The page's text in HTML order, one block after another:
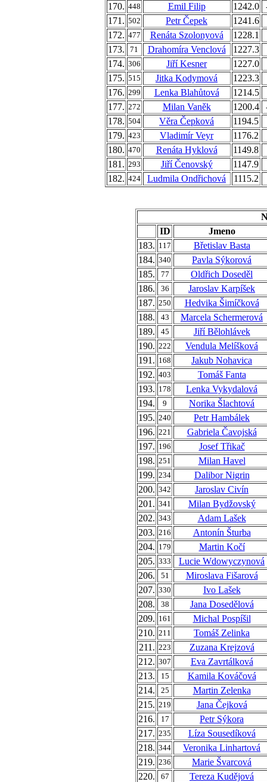
170. 448 Emil Filip 1242.0
171. 502 Petr Čepek
1241.6
172. 477 Renáta Szolonyová
1228.1
173.
71 Drahomíra Venclová
1227.3
174. 306 Jiří Kesner
1227.0
175. 515 Jitka Kodymová
1223.3
176. 299 Lenka Blahůtová
1214.5
177. 272 Milan Vaněk 1200.4
178. 504 Věra Čepková
1194.5
179. 423 Vladimír Veyr
1176.2
180. 470 Renáta Hyklová
1149.8
181. 293 Jiří Čenovský
1147.9
182. 424 Ludmila Ondřichová 1115.2
ID
Jmeno
183. 117
Břetislav Basta
184. 340
Pavla Sýkorová
185.
77
Oldřich Doseděl
186.
36
Jaroslav Karpíšek
187. 250
Hedvika Šimíčková
188.
43
Marcela Schermerová
189.
45
Jiří Bělohlávek
190. 222
Vendula Melíšková
191. 168
Jakub Nohavica
192. 403
Tomáš Fanta
193. 178
Lenka Vykydalová
194.
9
Norika Šlachtová
195. 240
Petr Hambálek
196. 221
Gabriela Čavojská
197. 196
Josef Třikač
198. 251
Milan Havel
199. 234
Dalibor Nigrin
200. 342
Jaroslav Civín
201. 341
Milan Bydžovský
202. 343
Adam Lašek
203. 216
Antonín Šturba
204. 179
Martin Kočí
205. 333
Lucie Wdowyczynová
206.
51
Miroslava Fišarová
207. 330
Ivo Lašek
208.
38
Jana Dosedělová
209. 161
Michal Pospíšil
210. 211
Tomáš Zelinka
211. 223
Zuzana Krejzová
212. 307
Eva Zavrtálková
213.
15
Kamila Kováčová
214.
25
Martin Zelenka
215. 219
Jana Čejková
216.
17
Petr Sýkora
217. 235
Líza Sousedíková
218. 344
Veronika Linhartová
219. 236
Marie Švarcová
220.
67
Tereza Kudějová